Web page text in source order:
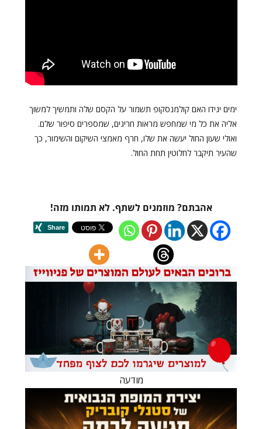
ימים יגידו האם קולמנסקופ תשמור על הקסם שלה ותמשיך למשוך
אליה את כל מי שמחפש מראות חריגים, שמספרים סיפור שלם.
ואולי שעון החול יעשה את שלו, חרף מאמצי השיקום והשימור, כך
שהעיר תיקבר לחלוטין תחת החול.
אהבתם? מוזמנים לשתף. לא תמותו מזה!
מודעה